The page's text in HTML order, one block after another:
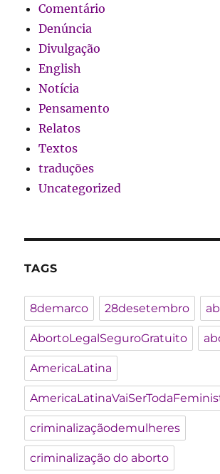
Comentário
Denúncia
Divulgação
English
Notícia
Pensamento
Relatos
Textos
traduções
Uncategorized
TAGS
8demarco 28desetembro
AbortoLegalSeguroGratuito
AmericaLatina
criminalizaçãodemulheres
criminalização do aborto